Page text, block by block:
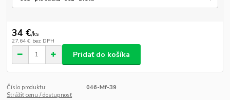
34 €/ks
27,64 € bez DPH
Pridať do košíka
Číslo produktu:
046-Mf-39
Strážiť cenu / dostupnosť